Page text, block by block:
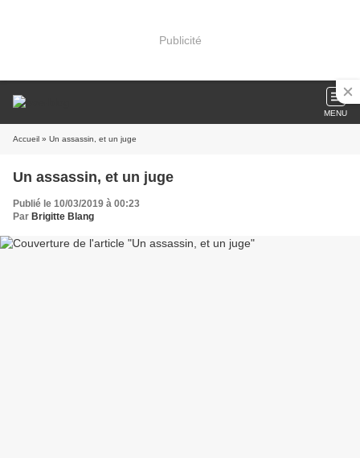
Publicité
MENU
Accueil » Un assassin, et un juge
Un assassin, et un juge
Publié le 10/03/2019 à 00:23
Par Brigitte Blang